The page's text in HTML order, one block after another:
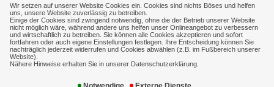
Wir setzen auf unserer Website Cookies ein. Cookies sind nichts Böses und helfen
uns, unsere Website zuverlässig zu betreiben.
Einige der Cookies sind zwingend notwendig, ohne die der Betrieb unserer Website
nicht möglich wäre, während andere uns helfen unser Onlineangebot zu verbessern
und wirtschaftlich zu betreiben. Sie können alle Cookies akzeptieren und sofort
fortfahren oder auch eigene Einstellungen festlegen. Ihre Entscheidung können Sie
nachträglich jederzeit widerrufen und Cookies abwählen (z.B. im Fußbereich unserer
Website).
Nähere Hinweise erhalten Sie in unserer Datenschutzerklärung.
Gewerbe Sachversicherung Elektronikversicherung
Elektronikversicherung